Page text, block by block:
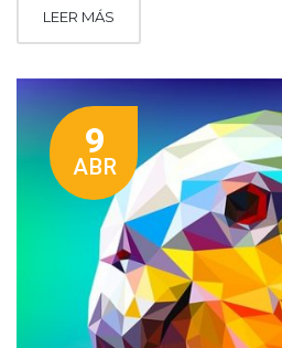
LEER MÁS
9
ABR